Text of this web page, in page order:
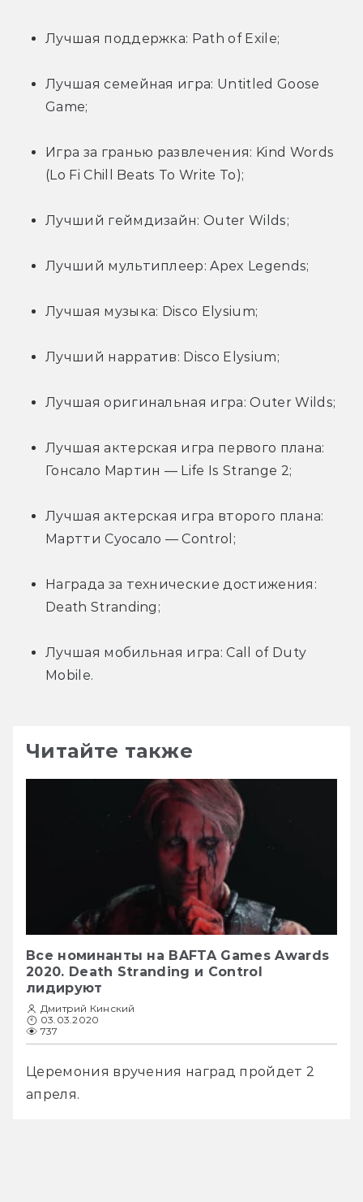
Лучшая поддержка: Path of Exile;
Лучшая семейная игра: Untitled Goose
Game;
Игра за гранью развлечения: Kind Words
(Lo Fi Chill Beats To Write To);
Лучший геймдизайн: Outer Wilds;
Лучший мультиплеер: Apex Legends;
Лучшая музыка: Disco Elysium;
Лучший нарратив: Disco Elysium;
Лучшая оригинальная игра: Outer Wilds;
Лучшая актерская игра первого плана:
Гонсало Мартин — Life Is Strange 2;
Лучшая актерская игра второго плана:
Мартти Суосало — Control;
Награда за технические достижения:
Death Stranding;
Лучшая мобильная игра: Call of Duty
Mobile.
Читайте также
Все номинанты на BAFTA Games Awards
2020. Death Stranding и Control
лидируют
Дмитрий Кинский
03.03.2020
737
Церемония вручения наград пройдет 2
апреля.